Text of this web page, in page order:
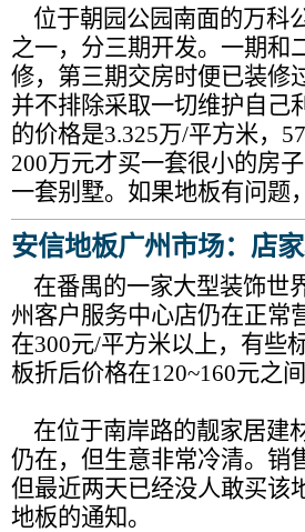
位于朝园公园南面的万科
之一，分三期开发。一期和
修，第三期交房时便已装修
并不排除采取一切维护自己
的价格是3.325万/平方米，
200万元才买一套很小的房
一套别墅。如果地板有问题
安信地板广州市场：店
在番禺的一家大型装饰世
州客户服务中心店仍在正常
在300元/平方米以上，有些
板折后价格在120~160元之间
在位于南岸路的靓家居建
仍在，但生意非常冷清。销
但最近两天已经没人敢买该
地板的通知。